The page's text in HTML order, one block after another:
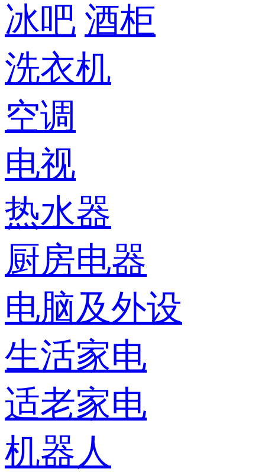
冰吧 酒柜
洗衣机
空调
电视
热水器
厨房电器
电脑及外设
生活家电
适老家电
机器人